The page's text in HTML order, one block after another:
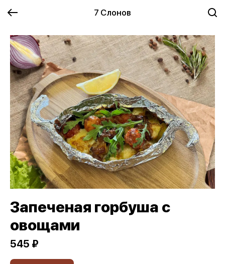
7 Слонов
Запеченая горбуша с
овощами
545 ₽